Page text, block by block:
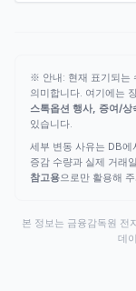
※ 안내: 현재 표기되는
의미합니다. 여기에는
스톡옵션 행사, 증여/상
있습니다.
세부 변동 사유는 DB에
증감 수량과 실제 거래
참고용으로만 활용해
본 정보는 금융감독원 전
데